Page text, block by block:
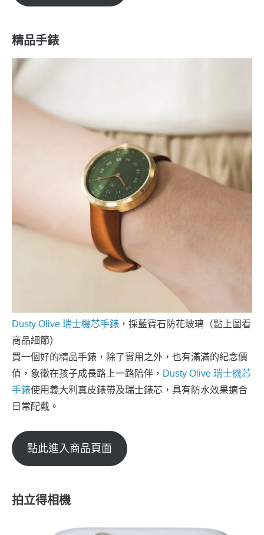
精品手錶
Dusty Olive 瑞士機芯手錶 ，採藍寶石防花玻璃（點上圖看
商品細節）
買一個好的精品手錶，除了實用之外，也有滿滿的紀念價
值，象徵在孩子成長路上一路陪伴， Dusty Olive 瑞士機芯
手錶使用義大利真皮錶帶及瑞士錶芯，具有防水效果適合
日常配戴。
點此進入商品頁面
拍立得相機